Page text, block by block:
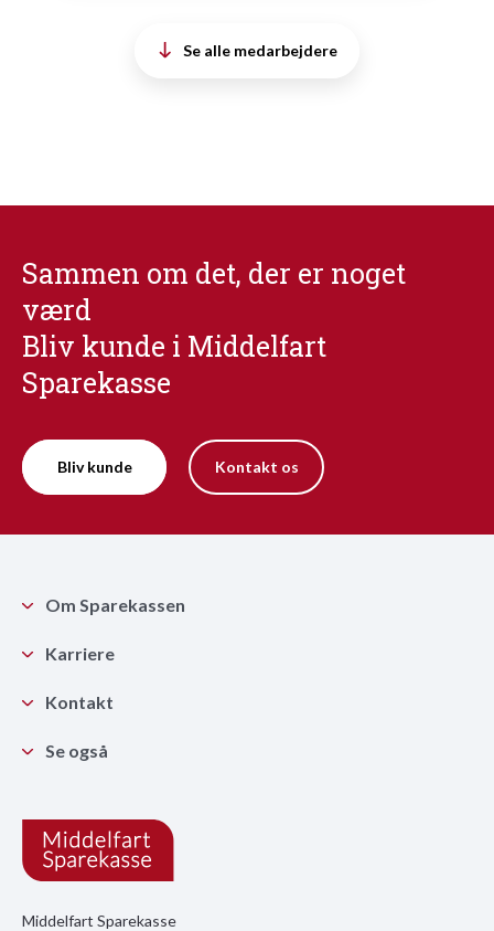
Se alle medarbejdere
Sammen om det, der er noget
værd
Bliv kunde i Middelfart
Sparekasse
Bliv kunde Kontakt os
Middelfart Sparekasse
Om Sparekassen
Karriere
Kontakt
Se også